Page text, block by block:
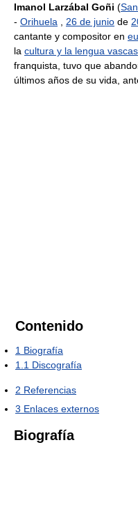
Imanol Larzábal Goñi (
- Orihuela 26 de junio de
cantante y compositor en
la cultura y la lengua vascas
franquista, tuvo que
últimos años de su vida,
Contenido
1 Biografía
1.1 Discografía
2 Referencias
3 Enlaces externos
Biografía